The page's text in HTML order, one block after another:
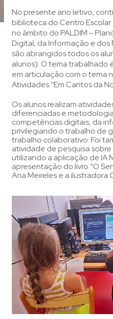
No presente ano letivo,
biblioteca do Centro
no âmbito do PALDIM –
Digital, da Informação e
são abrangidos todos os
alunos). O tema trabalhado
em articulação com o tema
Atividades “Em Cantos da
Os alunos realizam
diferenciadas e
competências digitais, da
privilegiando o trabalho de
trabalho colaborativo. Foi
atividade de pesquisa
utilizando a aplicação de IA
apresentação do livro “O
Ana Meireles e a ilustradora